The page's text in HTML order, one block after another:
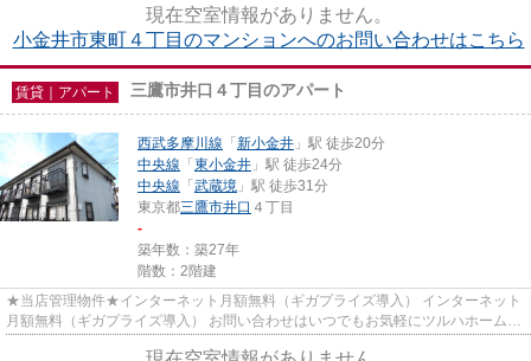
現在空室情報がありません。
小金井市東町４丁目のマンションへのお問い合わせはこちら
賃貸｜アパート 三鷹市井口４丁目のアパート
西武多摩川線 「 新小金井 」駅 徒歩20分
中央線 「 東小金井 」駅 徒歩24分
中央線 「 武蔵境 」駅 徒歩31分
東京都三鷹市井口 ４丁目
-
築年数：築27年
階数：2階建
★当店管理物件★インターネット月額無料（ギガプライズ導入） インターネット
月額無料（ギガプライズ導入） お問い合わせはいつでもお気軽にツルハホーム東